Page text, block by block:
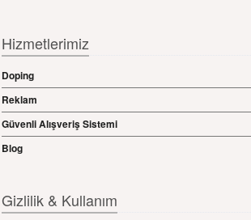
Hizmetlerimiz
Doping
Reklam
Güvenli Alışveriş Sistemi
Blog
Gizlilik & Kullanım